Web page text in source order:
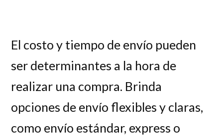
El costo y tiempo de envío pueden
ser determinantes a la hora de
realizar una compra. Brinda
opciones de envío flexibles y claras,
como envío estándar, express o